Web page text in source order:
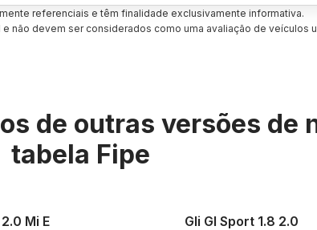
referenciais e têm finalidade exclusivamente informativa.
não devem ser considerados como uma avaliação de veículos
de outras versões de
tabela Fipe
2.0 Mi E Gli Gl Sport 1.8 2.0